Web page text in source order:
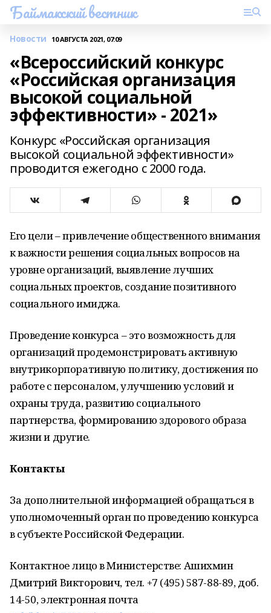
Баймакский вестник
Новости 10 АВГУСТА 2021, 07:09
«Всероссийский конкурс
«Российская организация
высокой социальной
эффективности» - 2021»
Конкурс «Российская организация
высокой социальной эффективности»
проводится ежегодно с 2000 года.
Его цели – привлечение общественного внимания
к важности решения социальных вопросов на
уровне организаций, выявление лучших
социальных проектов, создание позитивного
социального имиджа.
Проведение конкурса – это возможность для
организаций продемонстрировать активную
внутрикорпоративную политику, достижения по
работе с персоналом, улучшению условий и
охраны труда, развитию социального
партнерства, формированию здорового образа
жизни и другие.
Контакты
За дополнительной информацией обращаться в
уполномоченный орган по проведению конкурса
в субъекте Российской Федерации.
Контактное лицо в Министерстве: Ашихмин
Дмитрий Викторович, тел. +7 (495) 587-88-89, доб.
14-50, электронная почта